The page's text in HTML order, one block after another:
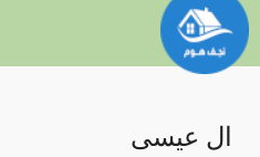
ال عيسى